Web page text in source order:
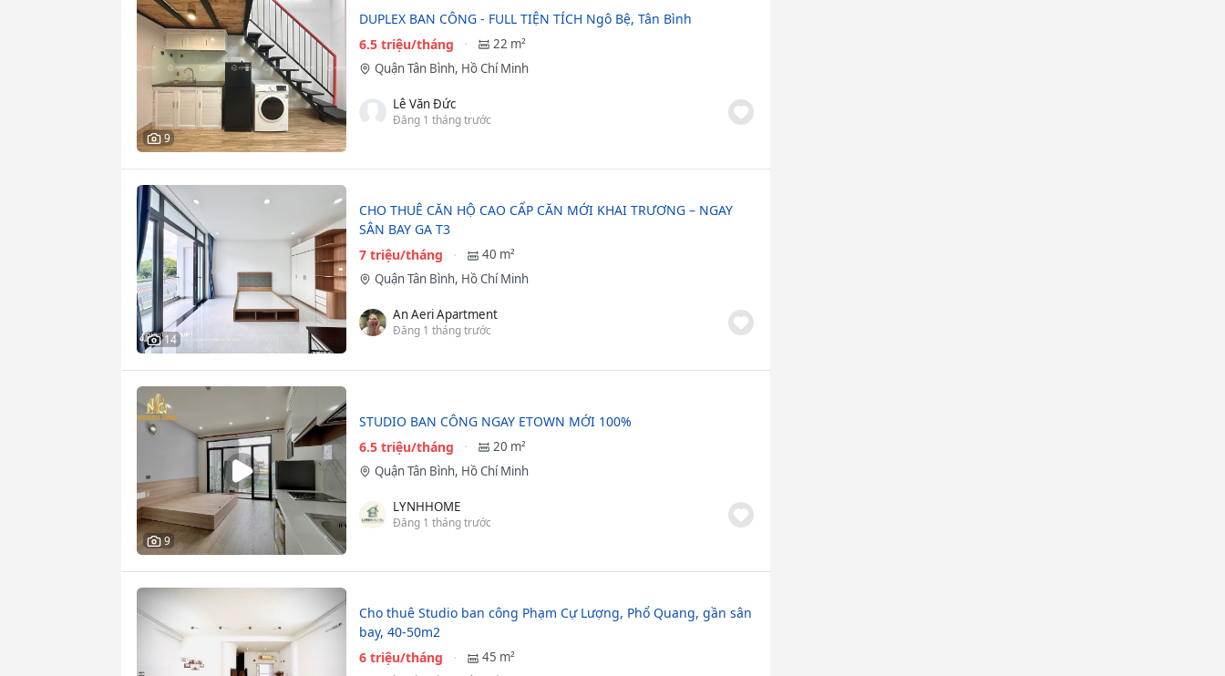
9
DUPLEX BAN CÔNG - FULL TIỆN TÍCH Ngô Bệ, Tân Bình
6.5 triệu/tháng
22 m²
Quận Tân Bình, Hồ Chí Minh
Lê Văn Đức
Đăng 1 tháng trước
14
CHO THUÊ CĂN HỘ CAO CẤP CĂN MỚI KHAI TRƯƠNG – NGAY
SÂN BAY GA T3
7 triệu/tháng
40 m²
Quận Tân Bình, Hồ Chí Minh
An Aeri Apartment
Đăng 1 tháng trước
9
STUDIO BAN CÔNG NGAY ETOWN MỚI 100%
6.5 triệu/tháng
20 m²
Quận Tân Bình, Hồ Chí Minh
LYNHHOME
Đăng 1 tháng trước
Cho thuê Studio ban công Phạm Cự Lượng, Phổ Quang, gần sân
bay, 40-50m2
6 triệu/tháng
45 m²